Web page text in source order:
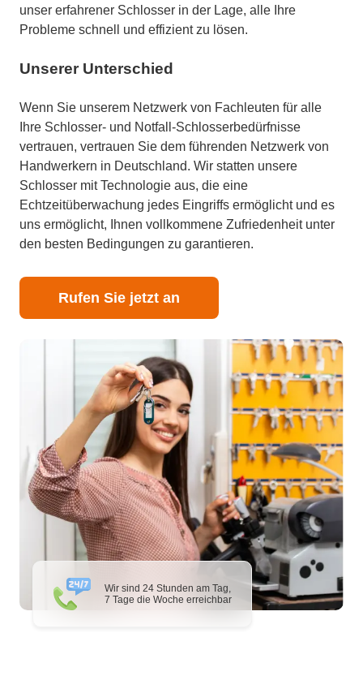
Wir sind 24 Stunden am Tag,
7 Tage die Woche erreichbar
unser erfahrener Schlosser in der Lage, alle Ihre
Probleme schnell und effizient zu lösen.
Unserer Unterschied
Wenn Sie unserem Netzwerk von Fachleuten für alle
Ihre Schlosser- und Notfall-Schlosserbedürfnisse
vertrauen, vertrauen Sie dem führenden Netzwerk von
Handwerkern in Deutschland. Wir statten unsere
Schlosser mit Technologie aus, die eine
Echtzeitüberwachung jedes Eingriffs ermöglicht und es
uns ermöglicht, Ihnen vollkommene Zufriedenheit unter
den besten Bedingungen zu garantieren.
Rufen Sie jetzt an